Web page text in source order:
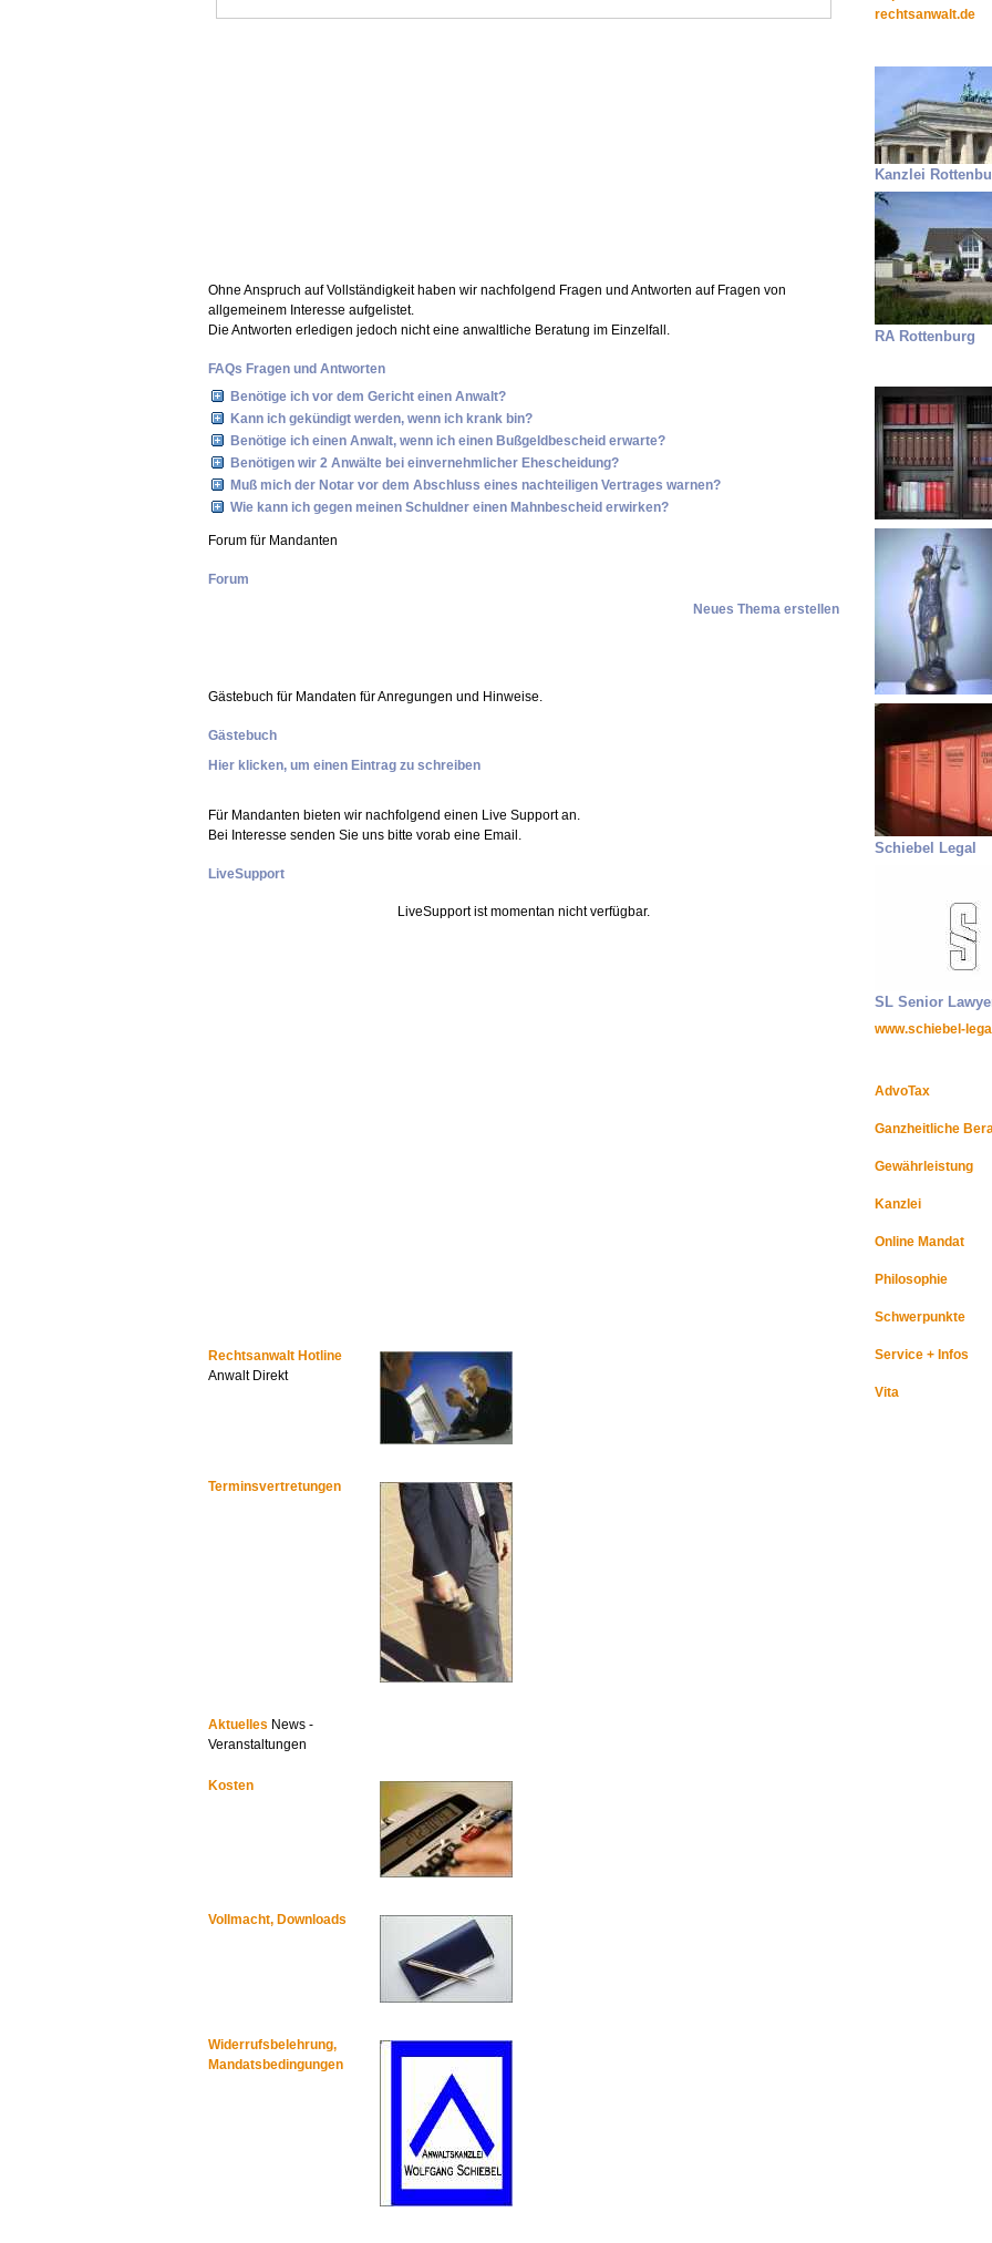
Ohne Anspruch auf Vollständigkeit haben wir nachfolgend Fragen und Antworten auf Fragen von
allgemeinem Interesse aufgelistet.
Die Antworten erledigen jedoch nicht eine anwaltliche Beratung im Einzelfall.
FAQs Fragen und Antworten
Benötige ich vor dem Gericht einen Anwalt?
Kann ich gekündigt werden, wenn ich krank bin?
Benötige ich einen Anwalt, wenn ich einen Bußgeldbescheid erwarte?
Benötigen wir 2 Anwälte bei einvernehmlicher Ehescheidung?
Muß mich der Notar vor dem Abschluss eines nachteiligen Vertrages warnen?
Wie kann ich gegen meinen Schuldner einen Mahnbescheid erwirken?
Forum für Mandanten
Forum
Neues Thema erstellen
Gästebuch für Mandaten für Anregungen und Hinweise.
Gästebuch
Hier klicken, um einen Eintrag zu schreiben
Für Mandanten bieten wir nachfolgend einen Live Support an.
Bei Interesse senden Sie uns bitte vorab eine Email.
LiveSupport
Rechtsanwalt Hotline
Anwalt Direkt
Terminsvertretungen
Aktuelles News -
Veranstaltungen
Kosten
Vollmacht, Downloads
Widerrufsbelehrung,
Mandatsbedingungen
rechtsanwalt.de
Kanzlei
RA Rottenburg
Schiebel Legal
SL Senior
www.schiebel-
AdvoTax
Ganzheitliche
Gewährleistung
Kanzlei
Online Mandat
Philosophie
Schwerpunkte
Service + Infos
Vita